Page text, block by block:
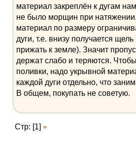
материал закреплён к дугам
не было морщин при
материал по размеру
дуги, т.е. внизу получается
прижать к земле). Значит
держат слабо и теряются.
поливки, надо укрывной
каждой дуги отдельно, что
В общем, покупать не советую.
Стр: [1] »